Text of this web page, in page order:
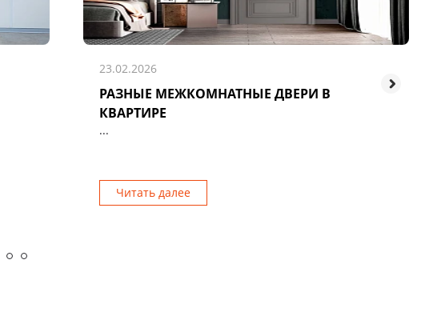
23.02.2026
РАЗНЫЕ МЕЖКОМНАТНЫЕ ДВЕРИ В
КВАРТИРЕ
...
Читать далее